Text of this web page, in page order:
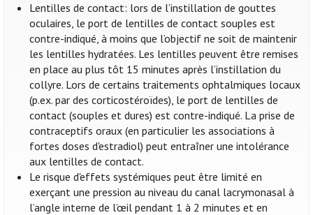
Lentilles de contact: lors de l’instillation de gouttes
oculaires, le port de lentilles de contact souples est
contre-indiqué, à moins que l’objectif ne soit de maintenir
les lentilles hydratées. Les lentilles peuvent être remises
en place au plus tôt 15 minutes après l’instillation du
collyre. Lors de certains traitements ophtalmiques locaux
(p.ex. par des corticostéroïdes), le port de lentilles de
contact (souples et dures) est contre-indiqué. La prise de
contraceptifs oraux (en particulier les associations à
fortes doses d'estradiol) peut entraîner une intolérance
aux lentilles de contact.
Le risque d'effets systémiques peut être limité en
exerçant une pression au niveau du canal lacrymonasal à
l’angle interne de l’œil pendant 1 à 2 minutes et en